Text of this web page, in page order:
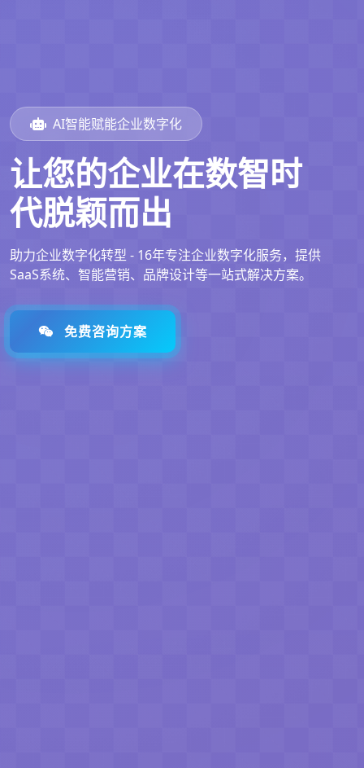
AI智能赋能企业数字化
让您的企业在数智时
代脱颖而出
助力企业数字化转型 - 16年专注企业数字化服务，提供
SaaS系统、智能营销、品牌设计等一站式解决方案。
免费咨询方案